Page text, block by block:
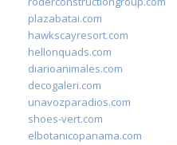
plazabatai.com
hawkscayresort.com
hellonquads.com
diarioanimales.com
decogaleri.com
unavozparadios.com
shoes-vert.com
elbotanicopanama.com